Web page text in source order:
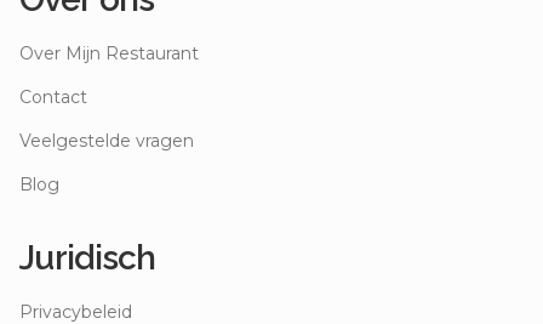
Over Mijn Restaurant
Contact
Veelgestelde vragen
Blog
Juridisch
Privacybeleid